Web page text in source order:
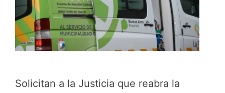
Solicitan a la Justicia que reabra la